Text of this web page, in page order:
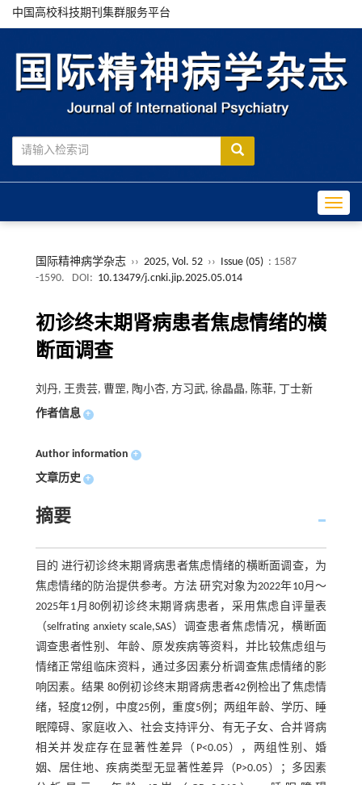
中国高校科技期刊集群服务平台
国际精神病学杂志 ›› 2025, Vol. 52 ›› Issue (05) : 1587
-1590.
DOI: 10.13479/j.cnki.jip.2025.05.014
初诊终末期肾病患者焦虑情绪的横
断面调查
刘丹, 王贵芸, 曹罡, 陶小杏, 方习武, 徐晶晶, 陈菲, 丁士新
作者信息 +
Author information +
文章历史 +
摘要
目的 进行初诊终末期肾病患者焦虑情绪的横断面调查，为
焦虑情绪的防治提供参考。方法 研究对象为2022年10月～
2025年1月80例初诊终末期肾病患者，采用焦虑自评量表
（selfrating anxiety scale,SAS）调查患者焦虑情况，横断面
调查患者性别、年龄、原发疾病等资料，并比较焦虑组与
情绪正常组临床资料，通过多因素分析调查焦虑情绪的影
响因素。结果 80例初诊终末期肾病患者42例检出了焦虑情
绪，轻度12例，中度25例，重度5例；两组年龄、学历、睡
眠障碍、家庭收入、社会支持评分、有无子女、合并肾病
相关并发症存在显著性差异（P<0.05），两组性别、婚
姻、居住地、疾病类型无显著性差异（P>0.05）；多因素